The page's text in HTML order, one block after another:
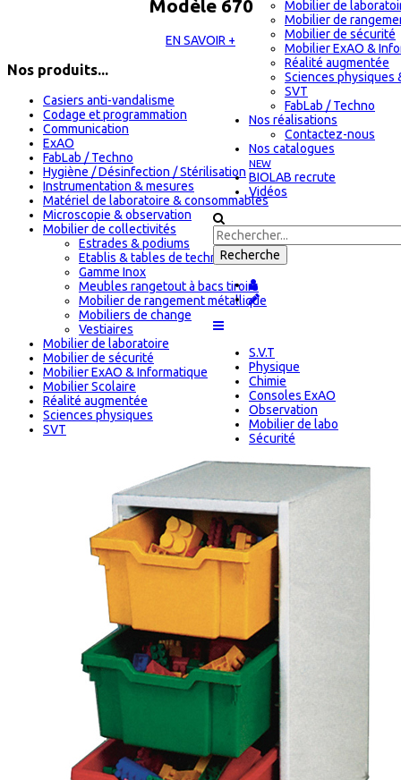
Mobilier de
Mobilier de
Mobilier de sécurité
Mobilier ExAO &
Réalité augmentée
Sciences physiques
SVT
FabLab / Techno
Nos réalisations
Contactez-nous
Nos catalogues
NEW
BIOLAB recrute
Vidéos
S.V.T
Physique
Chimie
Consoles ExAO
Observation
Mobilier de labo
Sécurité
Modèle 670
EN SAVOIR +
Nos produits...
Casiers anti-vandalisme
Codage et programmation
Communication
ExAO
FabLab / Techno
Hygiène / Désinfection / Stérilisation
Instrumentation & mesures
Matériel de laboratoire & consommables
Microscopie & observation
Mobilier de collectivités
Estrades & podiums
Etablis & tables de technologie
Gamme Inox
Meubles rangetout à bacs tiroirs
Mobilier de rangement métallique
Mobiliers de change
Vestiaires
Mobilier de laboratoire
Mobilier de sécurité
Mobilier ExAO & Informatique
Mobilier Scolaire
Réalité augmentée
Sciences physiques
SVT